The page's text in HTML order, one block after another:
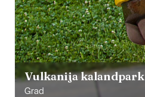
Vulkanija kalandpark
Grad